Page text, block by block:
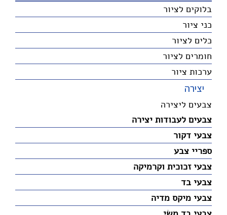
בלוקים לציור
כני ציור
כלים לציור
חומרים לציור
ערכות ציור
יצירה
צבעים ליצירה
צבעים לעבודות יצירה
צבעי דקור
ספריי צבע
צבעי זכוכית וקרמיקה
צבעי בד
צבעי מיקס מדיה